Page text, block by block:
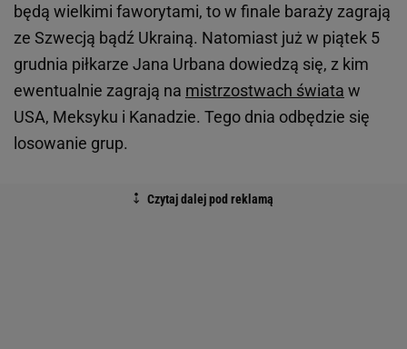
będą wielkimi faworytami, to w finale baraży zagrają
ze Szwecją bądź Ukrainą. Natomiast już w piątek 5
grudnia piłkarze Jana Urbana dowiedzą się, z kim
ewentualnie zagrają na mistrzostwach świata w
USA, Meksyku i Kanadzie. Tego dnia odbędzie się
losowanie grup.